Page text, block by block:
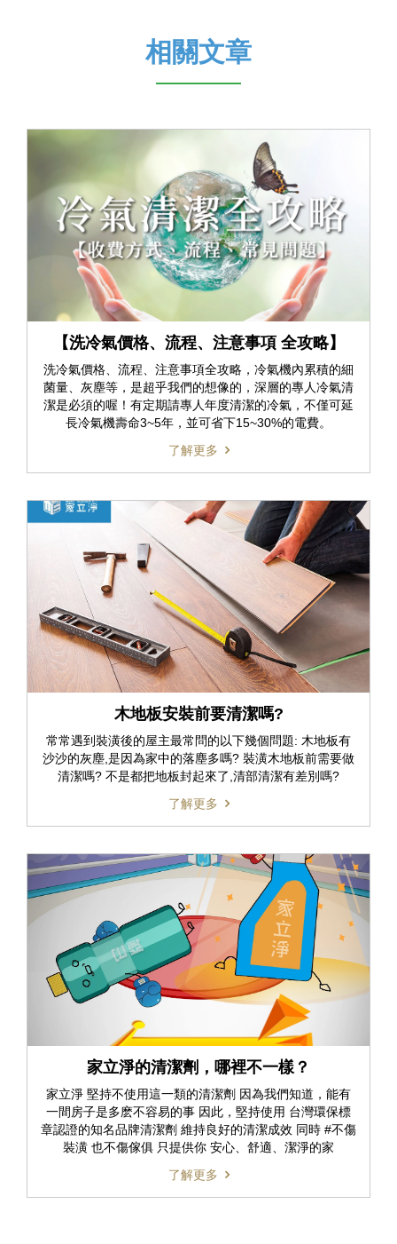
相關文章
【洗冷氣價格、流程、注意事項 全攻略】
洗冷氣價格、流程、注意事項全攻略，冷氣機內累積的細
菌量、灰塵等，是超乎我們的想像的，深層的專人冷氣清
潔是必須的喔！有定期請專人年度清潔的冷氣，不僅可延
長冷氣機壽命3~5年，並可省下15~30%的電費。
了解更多
木地板安裝前要清潔嗎?
常常遇到裝潢後的屋主最常問的以下幾個問題: 木地板有
沙沙的灰塵,是因為家中的落塵多嗎? 裝潢木地板前需要做
清潔嗎? 不是都把地板封起來了,清部清潔有差別嗎?
了解更多
家立淨的清潔劑，哪裡不一樣？
家立淨 堅持不使用這一類的清潔劑 因為我們知道，能有
一間房子是多麽不容易的事 因此，堅持使用 台灣環保標
章認證的知名品牌清潔劑 維持良好的清潔成效 同時 #不傷
裝潢 也不傷傢俱 只提供你 安心、舒適、潔淨的家
了解更多